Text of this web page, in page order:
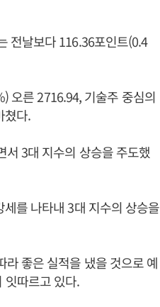
전날보다 116.36포인트(0.4
오른 2716.94, 기술주 중심의
쳤다.
3대 지수의 상승을 주도했
를 나타내 3대 지수의 상승을
좋은 실적을 냈을 것으로 예
잇따르고 있다.